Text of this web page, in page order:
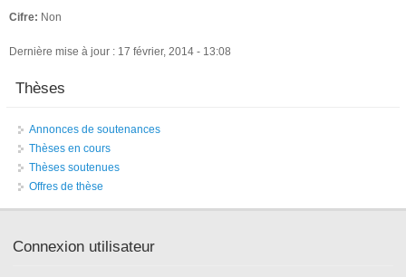
Cifre: Non
Dernière mise à jour : 17 février, 2014 - 13:08
Thèses
Annonces de soutenances
Thèses en cours
Thèses soutenues
Offres de thèse
Connexion utilisateur